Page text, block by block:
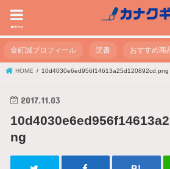
menu
金釘誠プロフィール 読書 おすすめ商
HOME 10d4030e6ed956f14613a25d120892cd.png
2017.11.03
ng